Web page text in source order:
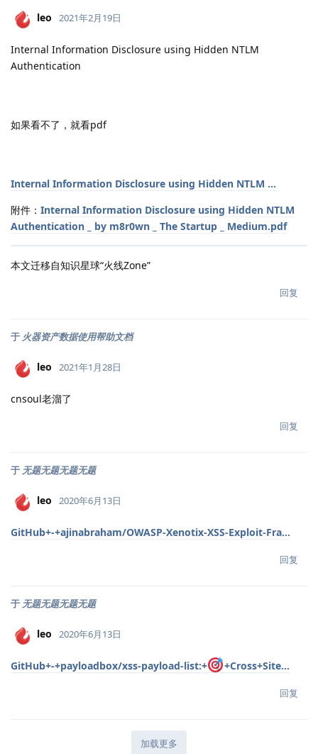
leo 2021年2月19日
Internal Information Disclosure using Hidden NTLM
Authentication
如果看不了，就看pdf
Internal Information Disclosure using Hidden NTLM ...
附件： Internal Information Disclosure using Hidden NTLM
Authentication _ by m8r0wn _ The Startup _ Medium.pdf
本文迁移自知识星球“火线Zone”
回复
于 火器资产数据使用帮助文档
leo 2021年1月28日
cnsoul老溜了
回复
于 无题无题无题无题
leo 2020年6月13日
GitHub+-+ajinabraham/OWASP-Xenotix-XSS-Exploit-Fra...
回复
于 无题无题无题无题
leo 2020年6月13日
GitHub+-+payloadbox/xss-payload-list:+ +Cross+Site...
回复
加载更多